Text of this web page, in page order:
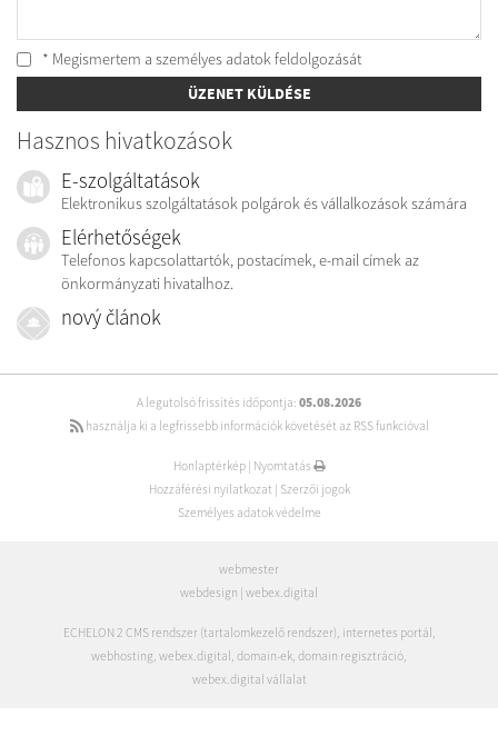
* Megismertem a személyes adatok feldolgozását
ÜZENET KÜLDÉSE
Hasznos hivatkozások
E-szolgáltatások
Elektronikus szolgáltatások polgárok és vállalkozások számára
Elérhetőségek
Telefonos kapcsolattartók, postacímek, e-mail címek az
önkormányzati hivatalhoz.
nový článok
A legutolsó frissítés időpontja: 05.08.2026
használja ki a legfrissebb információk követését az RSS funkcióval
Honlaptérkép| Nyomtatás
Hozzáférési nyilatkozat
Szerzői jogok
Személyes adatok védelme
webmester
webdesign webex.digital
ECHELON 2 CMS rendszer (tartalomkezelő rendszer), internetes portál ,
webhosting, webex.digital , domain-ek, domain regisztráció,
webex.digital vállalat